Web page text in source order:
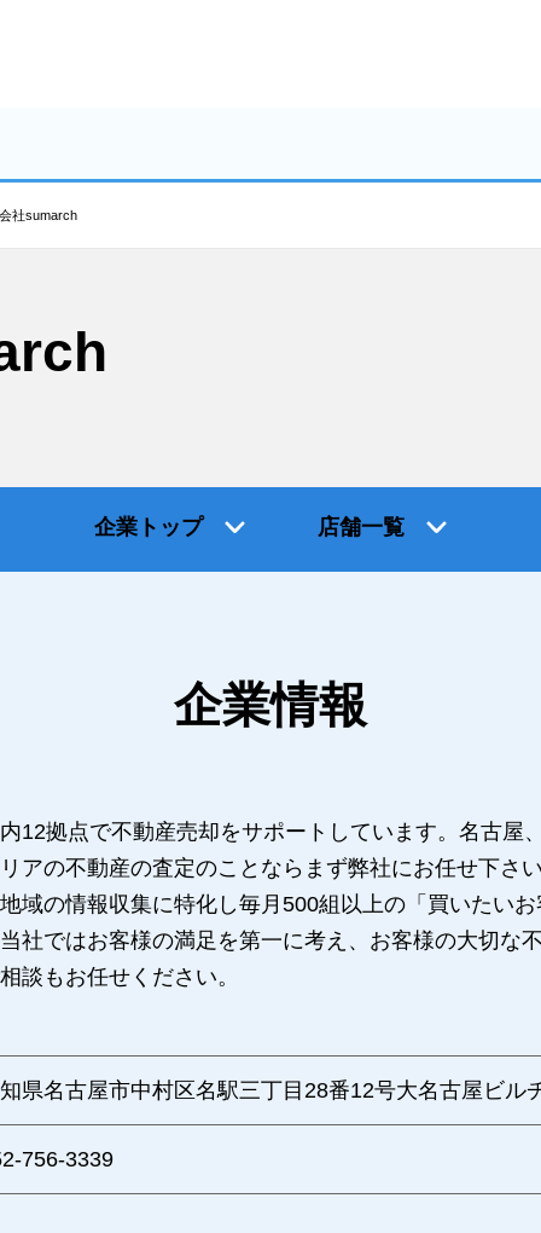
社sumarch
企業トップ 店舗一覧
企業情報
12拠点で不動産売却をサポートしています。名古屋
アの不動産の査定のことならまず弊社にお任せ下さ
域の情報収集に特化し毎月500組以上の「買いたい
社ではお客様の満足を第一に考え、お客様の大切な
談もお任せください。
県名古屋市中村区名駅三丁目28番12号大名古屋ビル
756-3339